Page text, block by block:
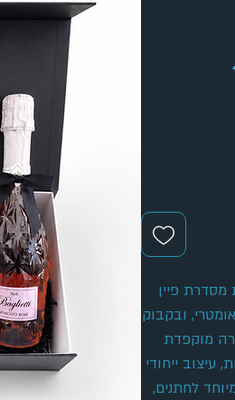
פיין
ובקבוק
מוקפדת
ייחודי
לחתנים,